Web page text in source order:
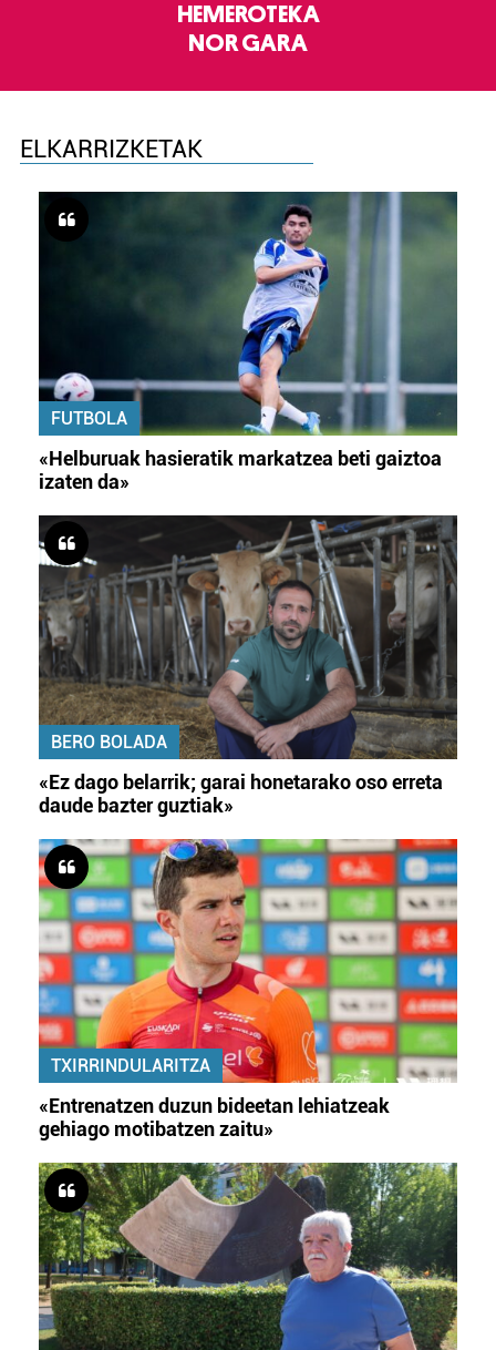
HEMEROTEKA
NOR GARA
ELKARRIZKETAK
FUTBOLA
«Helburuak hasieratik markatzea beti gaiztoa
izaten da»
BERO BOLADA
«Ez dago belarrik; garai honetarako oso erreta
daude bazter guztiak»
TXIRRINDULARITZA
«Entrenatzen duzun bideetan lehiatzeak
gehiago motibatzen zaitu»